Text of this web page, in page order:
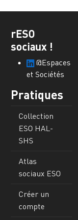
rESO
sociaux !
@Espaces
et Sociétés
Pratiques
Collection
ESO HAL-
SHS
Atlas
sociaux ESO
Créer un
compte